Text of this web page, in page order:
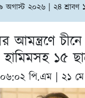
অগাস্ট ২০২৬ | ২৪ শ্রাবণ
আমন্ত্রণে চীনে
১৫
০৬:০২ পি.এম | ২১